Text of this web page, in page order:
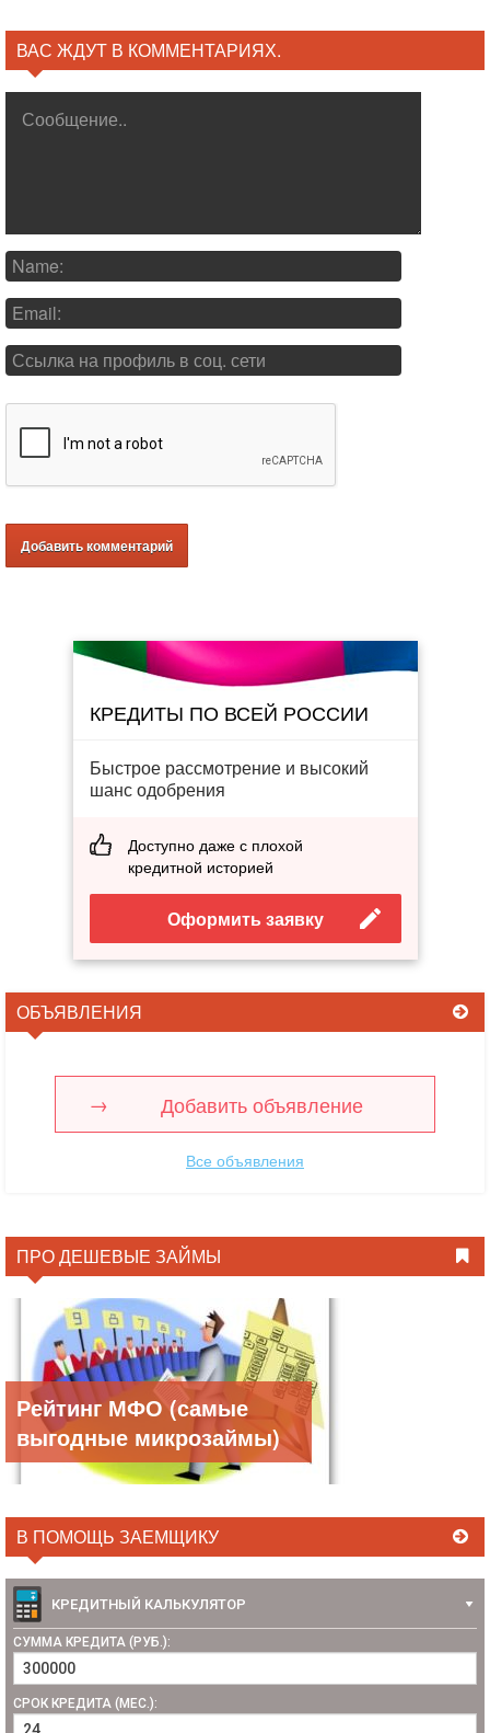
ВАС ЖДУТ В КОММЕНТАРИЯХ.
КРЕДИТЫ ПО ВСЕЙ РОССИИ
Быстрое рассмотрение и высокий
шанс одобрения
Доступно даже с плохой
кредитной историей
Оформить заявку
ОБЪЯВЛЕНИЯ
Добавить объявление
Все объявления
ПРО ДЕШЕВЫЕ ЗАЙМЫ
Рейтинг МФО (самые
выгодные микрозаймы)
В ПОМОЩЬ ЗАЕМЩИКУ
КРЕДИТНЫЙ КАЛЬКУЛЯТОР
СУММА КРЕДИТА (РУБ.):
СРОК КРЕДИТА (МЕС.):